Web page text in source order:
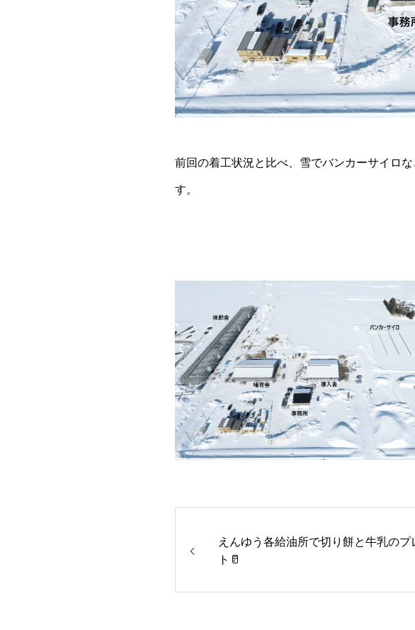
前回の着工状況と比べ、雪でバンカーサイロ
す。
えんゆう各給油所で切り餅と牛乳のプ
ト🥛